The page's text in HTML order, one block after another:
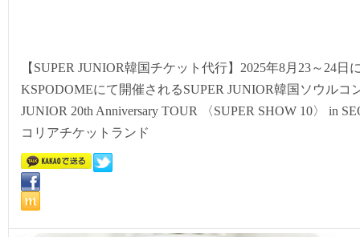
【SUPER JUNIOR韓国チケット代行】2025年8月23～24日
KSPODOMEにて開催されるSUPER JUNIOR韓国ソウルコ
JUNIOR 20th Anniversary TOUR 〈SUPER SHOW 10〉 in
コリアチケットランド